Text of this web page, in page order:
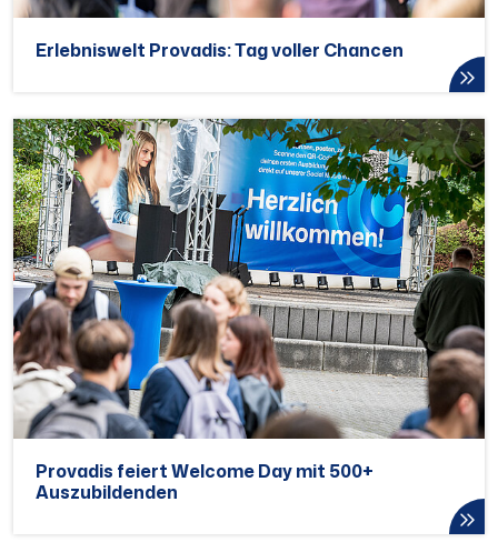
Erlebniswelt Provadis: Tag voller Chancen
Provadis feiert Welcome Day mit 500+
Auszubildenden